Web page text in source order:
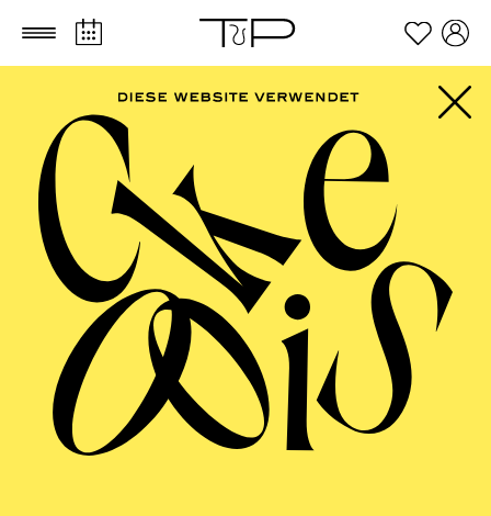
Zum Hauptinhalt springen Zum Footer springen
AALTO MUSIKTHEATER
Don Gio­vanni